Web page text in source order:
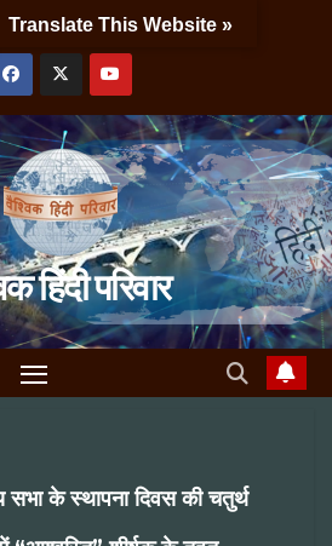
2026 5:57:21 AM
हिंदी परिवार
सभा के स्थापना दिवस की चतुर्थ
Translate This Website »